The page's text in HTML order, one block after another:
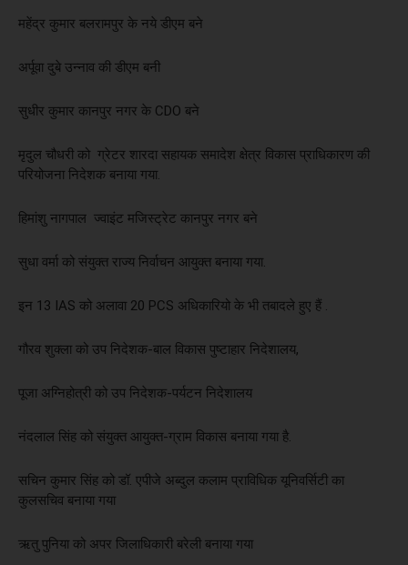
महेंद्र कुमार बलरामपुर के नये डीएम बने
अर्पूवा दुबे उन्नाव की डीएम बनी
सुधीर कुमार कानपुर नगर के CDO बने
मृदुल चौधरी को ग्रेटर शारदा सहायक समादेश क्षेत्र विकास प्राधिकारण की
परियोजना निदेशक बनाया गया.
हिमांशु नागपाल ज्वाइंट मजिस्ट्रेट कानपुर नगर बने
सुधा वर्मा को संयुक्त राज्य निर्वाचन आयुक्त बनाया गया.
इन 13 IAS को अलावा 20 PCS अधिकारियो के भी तबादले हुए हैं .
गौरव शुक्ला को उप निदेशक-बाल विकास पुष्टाहार निदेशालय,
पूजा अग्निहोत्री को उप निदेशक-पर्यटन निदेशालय
नंदलाल सिंह को संयुक्त आयुक्त-ग्राम विकास बनाया गया है.
सचिन कुमार सिंह को डॉ. एपीजे अब्दुल कलाम प्राविधिक यूनिवर्सिटी का
कुलसचिव बनाया गया
ऋतु पुनिया को अपर जिलाधिकारी बरेली बनाया गया